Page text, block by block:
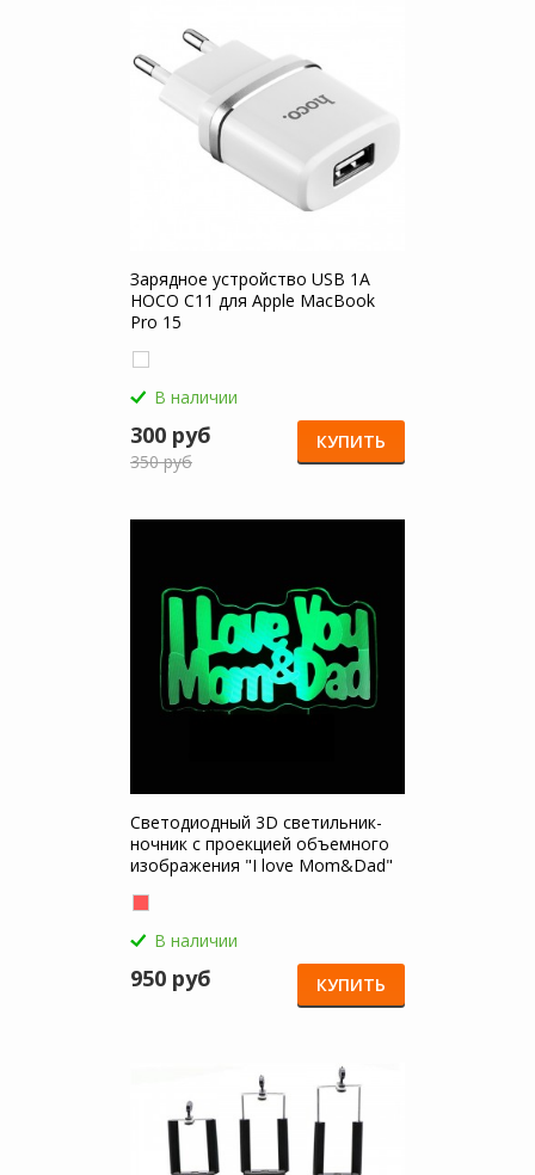
Зарядное устройство USB 1A
HOCO C11 для Apple MacBook
Pro 15
В наличии
300 руб
350 руб
КУПИТЬ
Светодиодный 3D светильник-
ночник с проекцией объемного
изображения "I love Mom&Dad"
В наличии
950 руб КУПИТЬ